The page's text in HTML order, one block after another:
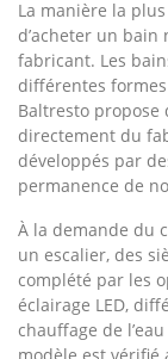
La manière la
d’acheter un
fabricant. Les
différentes
Baltresto
directement du
développés par
permanence de
À la demande du
un escalier, des
complété par les
éclairage LED,
chauffage de